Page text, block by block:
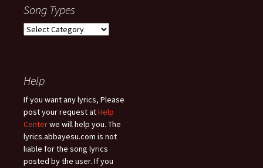
Song Types
Song
Help
If you want any lyrics, Please
post your request atHelp
Centerwe will help you. The
lyrics.abbayesu.com is not
liable for the song lyrics
posted by the user. If you